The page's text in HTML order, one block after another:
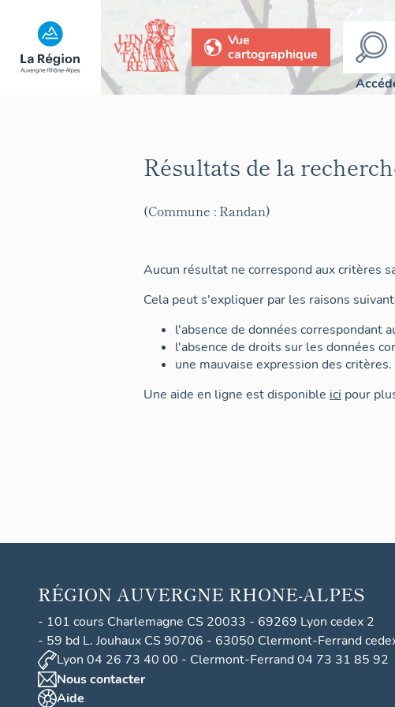
Vue
cartographique
Résultats de la
(Commune : Randan)
Aucun résultat ne correspond aux critères
Cela peut s'expliquer par les raisons
l'absence de données correspondant
l'absence de droits sur les données
une mauvaise expression des critères.
Une aide en ligne est disponible ici pour
RÉGION AUVERGNE RHONE-ALPES
- 101 cours Charlemagne CS 20033 - 69269 Lyon cedex 2
- 59 bd L. Jouhaux CS 90706 - 63050 Clermont-Ferrand
Lyon 04 26 73 40 00 - Clermont-Ferrand 04 73 31 85 92
Nous contacter
Aide